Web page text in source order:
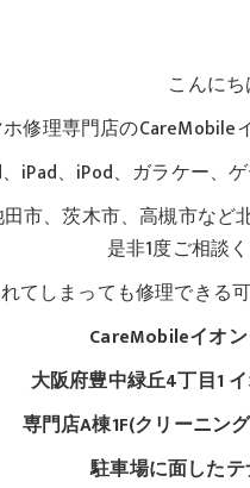
こんにち
修理専門店のCareMobile
iPad、iPod、ガラケー、
市、茨木市、高槻市な
是非1度ご相談
てしまっても修理できる
CareMobileイオ
大阪府豊中緑丘4丁目1
専門店A棟1F(クリーニ
駐車場に面した